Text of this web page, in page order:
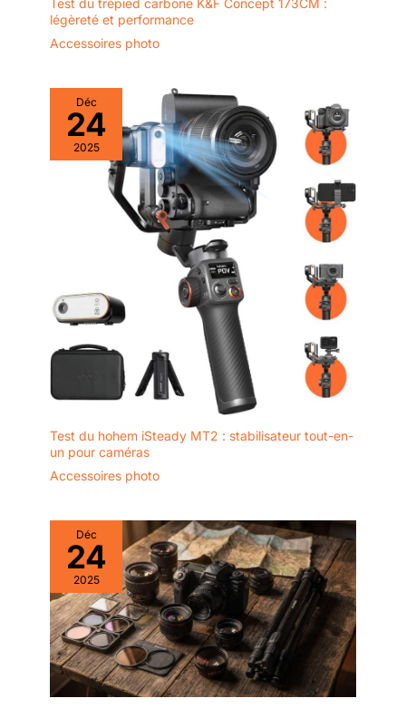
Test du trépied carbone K&F Concept 173CM :
légèreté et performance
Accessoires photo
Déc
24
2025
Test du hohem iSteady MT2 : stabilisateur tout-en-
un pour caméras
Accessoires photo
Déc
24
2025